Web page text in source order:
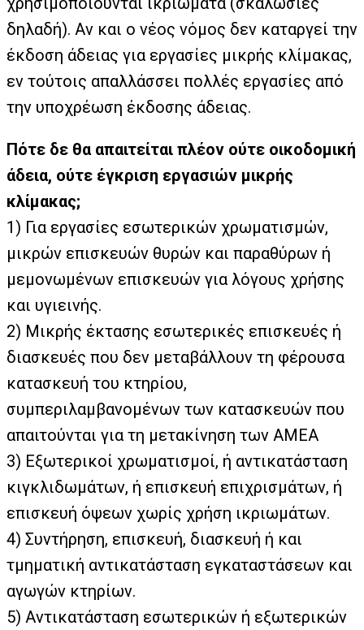
δηλαδή). Αν και ο νέος νόμος δεν καταργεί την
έκδοση άδειας για εργασίες μικρής κλίμακας,
εν τούτοις απαλλάσσει πολλές εργασίες από
την υποχρέωση έκδοσης άδειας.
Πότε δε θα απαιτείται πλέον ούτε οικοδομική
άδεια, ούτε έγκριση εργασιών μικρής
κλίμακας;
1) Για εργασίες εσωτερικών χρωματισμών,
μικρών επισκευών θυρών και παραθύρων ή
μεμονωμένων επισκευών για λόγους χρήσης
και υγιεινής.
2) Μικρής έκτασης εσωτερικές επισκευές ή
διασκευές που δεν μεταβάλλουν τη φέρουσα
κατασκευή του κτηρίου,
συμπεριλαμβανομένων των κατασκευών που
απαιτούνται για τη μετακίνηση των ΑΜΕΑ
3) Εξωτερικοί χρωματισμοί, ή αντικατάσταση
κιγκλιδωμάτων, ή επισκευή επιχρισμάτων, ή
επισκευή όψεων χωρίς χρήση ικριωμάτων.
4) Συντήρηση, επισκευή, διασκευή ή και
τμηματική αντικατάσταση εγκαταστάσεων και
αγωγών κτηρίων.
5) Αντικατάσταση εσωτερικών ή εξωτερικών